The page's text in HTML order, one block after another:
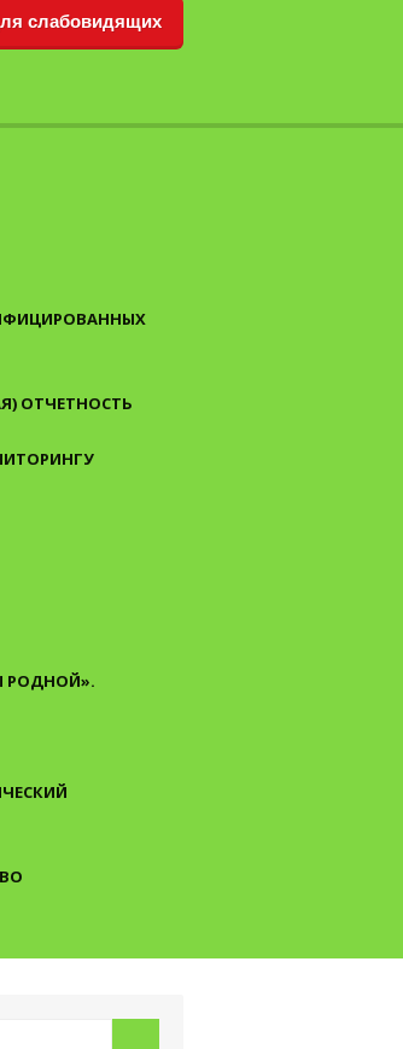
слабовидящих
ОТЧЕТНОСТЬ
РОДНОЙ».